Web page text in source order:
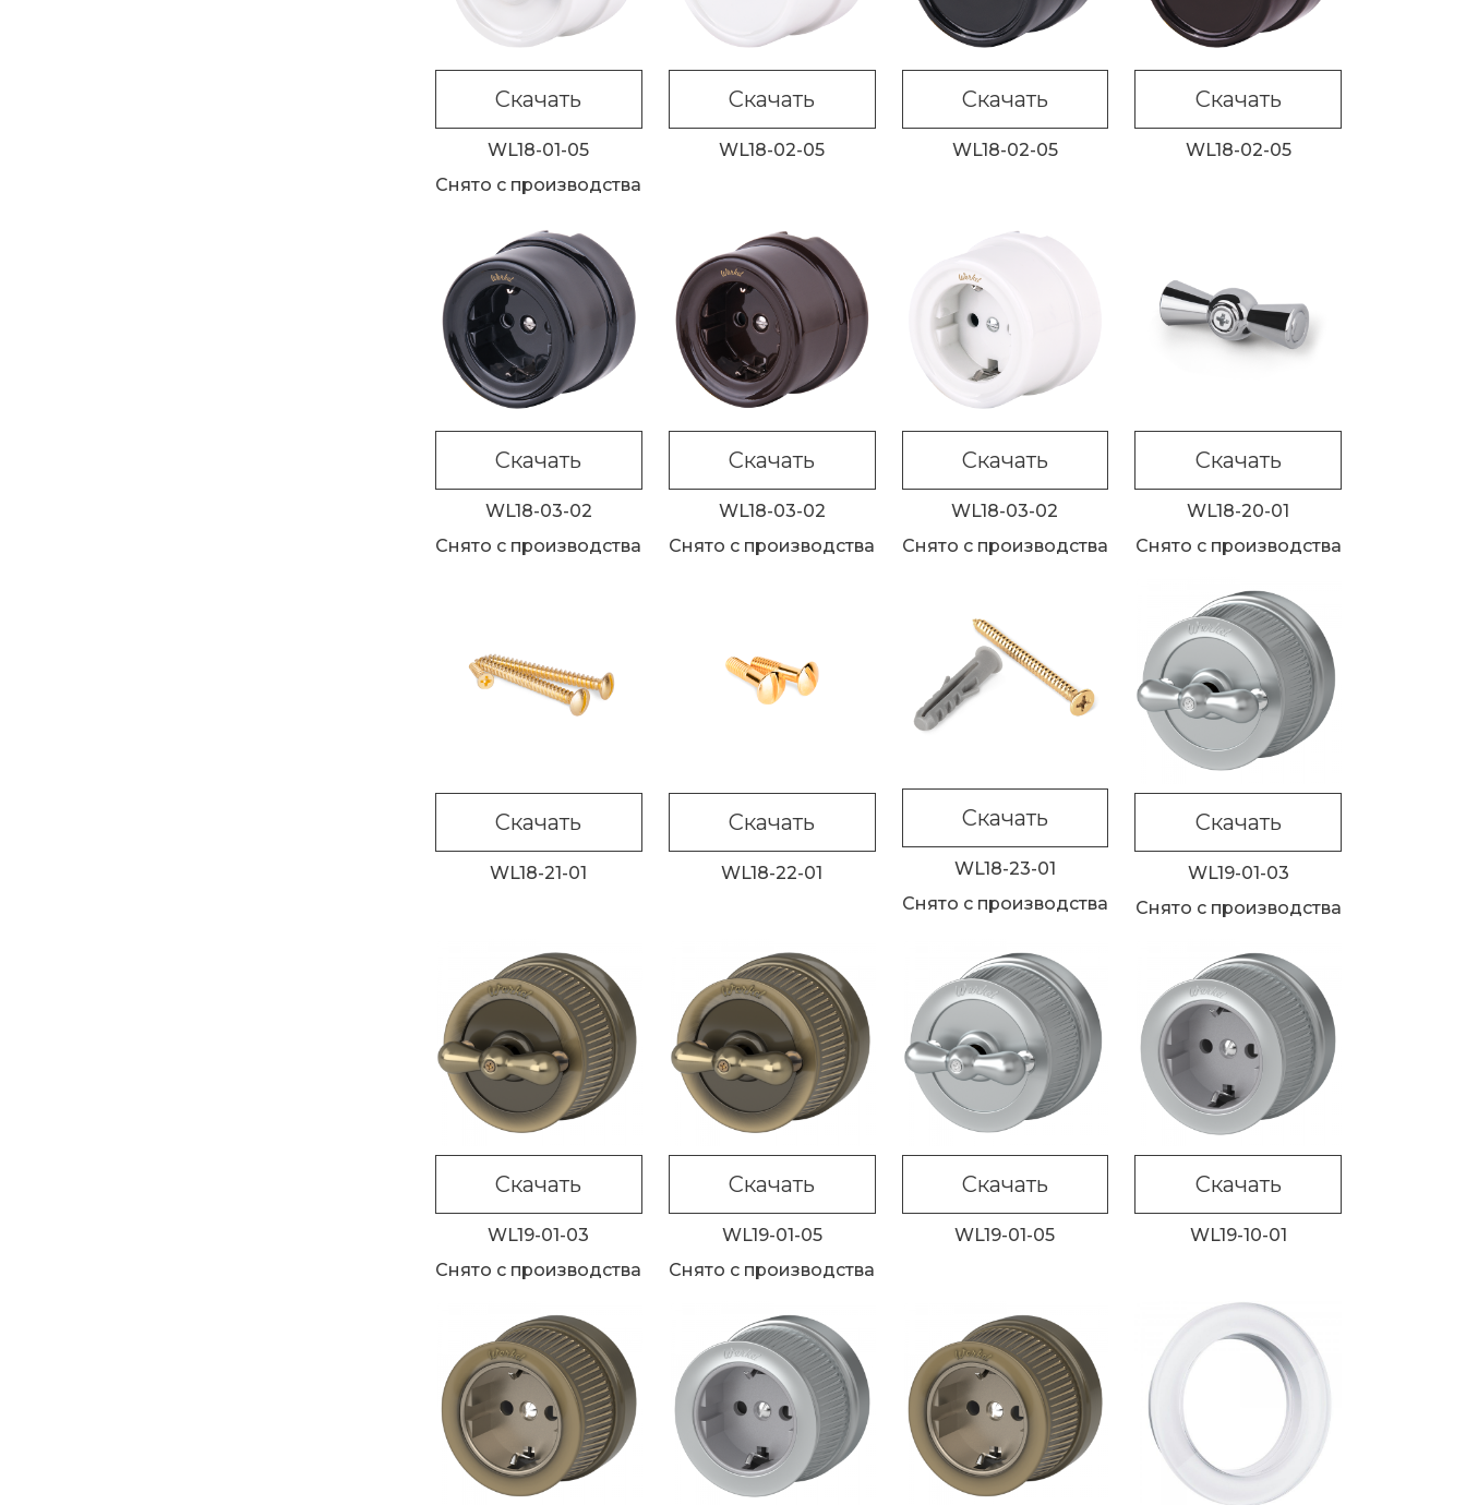
Скачать
WL18-01-05
Снято с производства
Скачать
WL18-02-05
Скачать
WL18-02-05
Скачать
WL18-02-05
Скачать
WL18-03-02
Снято с производства
Скачать
WL18-03-02
Снято с производства
Скачать
WL18-03-02
Снято с производства
Скачать
WL18-20-01
Снято с производства
Скачать
WL18-21-01
Скачать
WL18-22-01
Скачать
WL18-23-01
Снято с производства
Скачать
WL19-01-03
Снято с производства
Скачать
WL19-01-03
Снято с производства
Скачать
WL19-01-05
Снято с производства
Скачать
WL19-01-05
Скачать
WL19-10-01